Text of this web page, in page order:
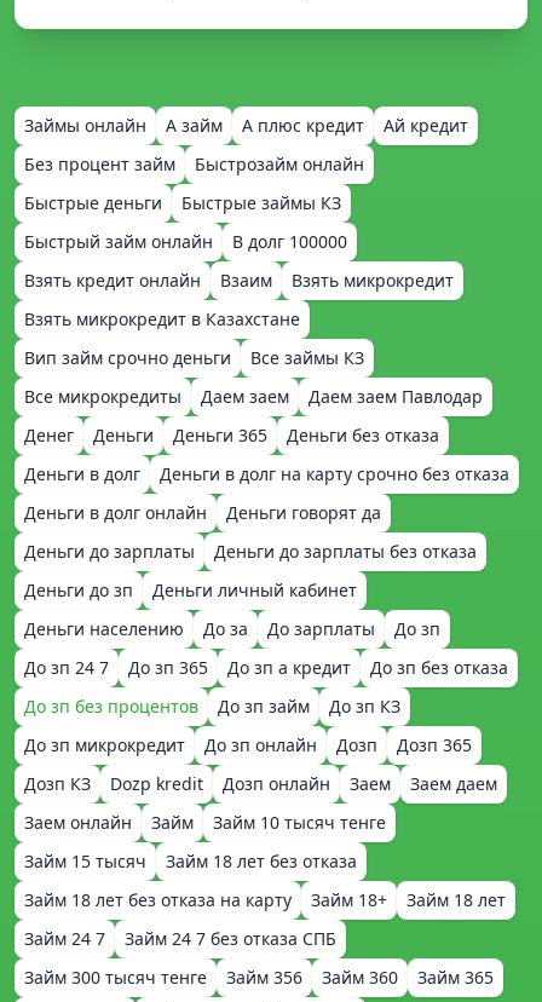
Займы онлайн А займ А плюс кредит
Ай кредит
Без процент займ
Быстрозайм онлайн
Быстрые деньги
Быстрые займы КЗ
Быстрый займ онлайн
В долг 100000
Взять кредит онлайн
Взаим
Взять микрокредит
Взять микрокредит в Казахстане
Вип займ срочно деньги
Все займы КЗ
Все микрокредиты
Даем заем
Даем заем Павлодар
Денег
Деньги Деньги 365
Деньги без отказа
Деньги в долг
Деньги в долг на карту срочно без отказа
Деньги в долг онлайн
Деньги говорят да
Деньги до зарплаты
Деньги до зарплаты без отказа
Деньги до зп
Деньги личный кабинет
Деньги населению
До за До зарплаты
До зп
До зп 24 7
До зп 365 До зп а кредит
До зп без отказа
До зп без процентов
До зп займ
До зп КЗ
До зп микрокредит
До зп онлайн Дозп
Дозп 365
Дозп КЗ
Dozp kredit Дозп онлайн Заем
Заем даем
Заем онлайн
Займ
Займ 10 тысяч тенге
Займ 15 тысяч
Займ 18 лет без отказа
Займ 18 лет без отказа на карту
Займ 18+
Займ 18 лет
Займ 24 7
Займ 24 7 без отказа СПБ
Займ 300 тысяч тенге
Займ 356 Займ 360
Займ 365